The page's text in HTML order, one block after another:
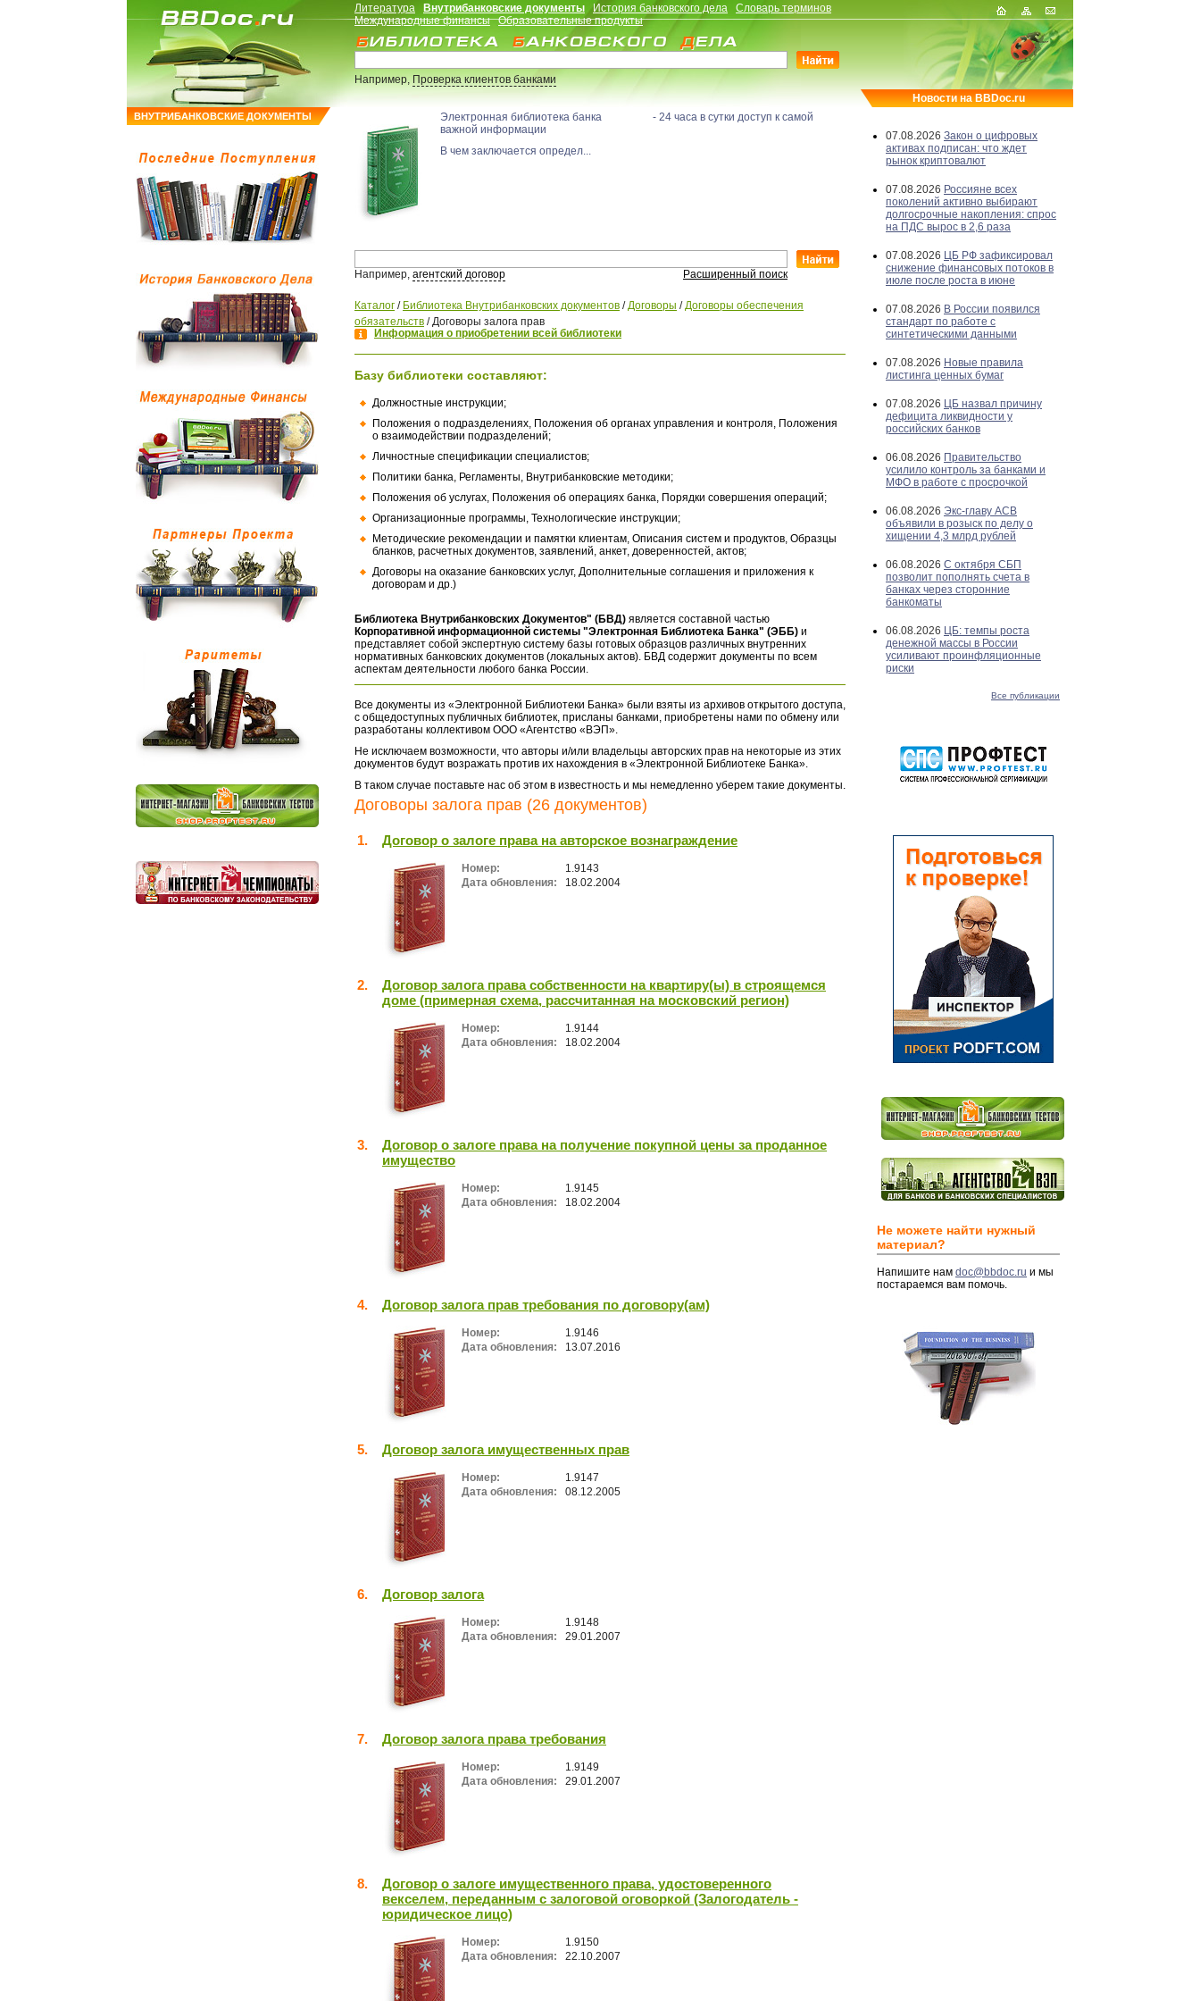
ВНУТРИБАНКОВСКИЕ ДОКУМЕНТЫ
Литература Внутрибанковские документы История банковского дела
Словарь терминов
Международные финансы
Образовательные продукты
Например,Проверка клиентов банками
Электронная библиотека банка - 24 часа в сутки доступ к самой
важной информации
В чем заключается определ...
Например, агентский договор Расширенный поиск
Каталог / Библиотека Внутрибанковских документов /Договоры /Договоры обеспечения
обязательств /Договоры залога прав
Информация о приобретении всей библиотеки
Базу библиотеки составляют:
Должностные инструкции;
Положения о подразделениях, Положения об органах управления и контроля, Положения
о взаимодействии подразделений;
Личностные спецификации специалистов;
Политики банка, Регламенты, Внутрибанковские методики;
Положения об услугах, Положения об операциях банка, Порядки совершения операций;
Организационные программы, Технологические инструкции;
Методические рекомендации и памятки клиентам, Описания систем и продуктов, Образцы
бланков, расчетных документов, заявлений, анкет, доверенностей, актов;
Договоры на оказание банковских услуг, Дополнительные соглашения и приложения к
договорам и др.)
Библиотека Внутрибанковских Документов" (БВД) является составной частью
Корпоративной информационной системы "Электронная Библиотека Банка" (ЭББ) и
представляет собой экспертную систему базы готовых образцов различных внутренних
нормативных банковских документов (локальных актов). БВД содержит документы по всем
аспектам деятельности любого банка России.
Все документы из «Электронной Библиотеки Банка» были взяты из архивов открытого доступа,
с общедоступных публичных библиотек, присланы банками, приобретены нами по обмену или
разработаны коллективом ООО «Агентство «ВЭП».
Не исключаем возможности, что авторы и/или владельцы авторских прав на некоторые из этих
документов будут возражать против их нахождения в «Электронной Библиотеке Банка».
В таком случае поставьте нас об этом в известность и мы немедленно уберем такие документы.
Договоры залога прав (26 документов)
1. Договор о залоге права на авторское вознаграждение
Номер:
1.9143
Дата обновления:
18.02.2004
2.
Договор залога права собственности на квартиру(ы) в строящемся
доме (примерная схема, рассчитанная на московский регион)
Номер:
1.9144
Дата обновления:
18.02.2004
3.
Договор о залоге права на получение покупной цены за проданное
имущество
Номер:
1.9145
Дата обновления:
18.02.2004
4. Договор залога прав требования по договору(ам)
Номер:
1.9146
Дата обновления:
13.07.2016
5. Договор залога имущественных прав
Номер:
1.9147
Дата обновления:
08.12.2005
6. Договор залога
Номер:
1.9148
Дата обновления:
29.01.2007
7. Договор залога права требования
Номер:
1.9149
Дата обновления:
29.01.2007
8.
Договор о залоге имущественного права, удостоверенного
векселем, переданным с залоговой оговоркой (Залогодатель -
юридическое лицо)
Номер:
1.9150
Дата обновления:
22.10.2007
Новости на BBDoc.ru
07.08.2026 Закон о цифровых
активах подписан: что ждет
рынок криптовалют
07.08.2026 Россияне всех
поколений активно выбирают
долгосрочные накопления: спрос
на ПДС вырос в 2,6 раза
07.08.2026 ЦБ РФ зафиксировал
снижение финансовых потоков в
июле после роста в июне
07.08.2026 В России появился
стандарт по работе с
синтетическими данными
07.08.2026 Новые правила
листинга ценных бумаг
07.08.2026 ЦБ назвал причину
дефицита ликвидности у
российских банков
06.08.2026 Правительство
усилило контроль за банками и
МФО в работе с просрочкой
06.08.2026 Экс-главу АСВ
объявили в розыск по делу о
хищении 4,3 млрд рублей
06.08.2026 С октября СБП
позволит пополнять счета в
банках через сторонние
банкоматы
06.08.2026 ЦБ: темпы роста
денежной массы в России
усиливают проинфляционные
риски
Все публикации
Не можете найти нужный
материал?
Напишите нам doc@bbdoc.ru и мы
постараемся вам помочь.